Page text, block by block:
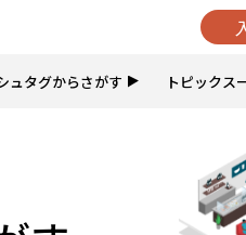
ュタグからさがす トピックス